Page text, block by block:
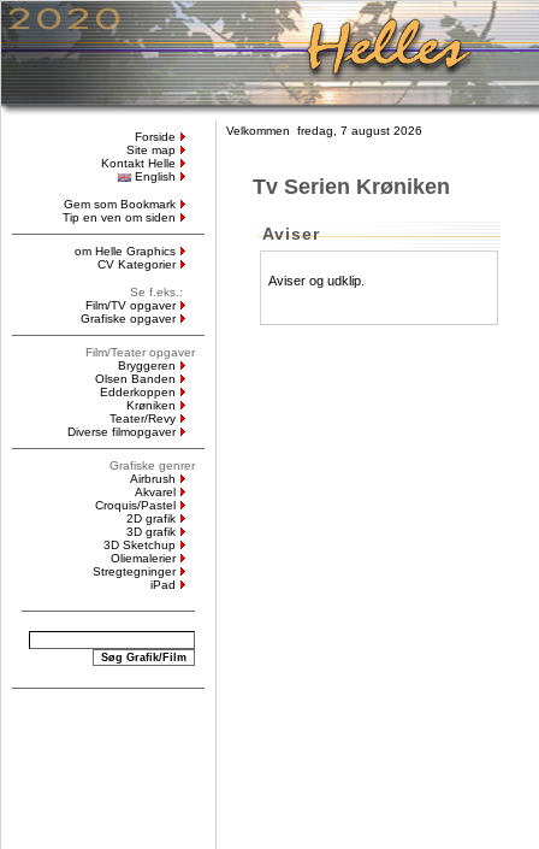
Forside
Site map
Kontakt Helle
English
Gem som Bookmark
Tip en ven om siden
om Helle Graphics
CV Kategorier
Se f.eks.:
Film/TV opgaver
Grafiske opgaver
Film/Teater opgaver
Bryggeren
Olsen Banden
Edderkoppen
Krøniken
Teater/Revy
Diverse filmopgaver
Grafiske genrer
Airbrush
Akvarel
Croquis/Pastel
2D grafik
3D grafik
3D Sketchup
Oliemalerier
Stregtegninger
iPad
Velkommen fredag, 7 august 2026
Tv Serien Krøniken
Aviser
Aviser og udklip.